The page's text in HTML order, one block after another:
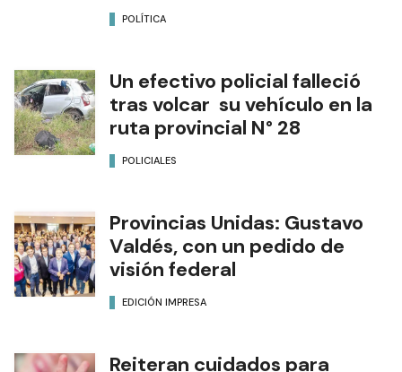
POLÍTICA
Un efectivo policial falleció
tras volcar su vehículo en la
ruta provincial N° 28
POLICIALES
Provincias Unidas: Gustavo
Valdés, con un pedido de
visión federal
EDICIÓN IMPRESA
Reiteran cuidados para